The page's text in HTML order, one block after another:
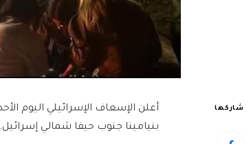
شاركها
بنيامينا جنوب حيفا شمالي إسرائيل.